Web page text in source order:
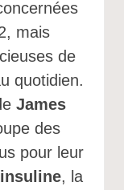
mais
de
quotidien.
James
des
pour leur
insuline, la